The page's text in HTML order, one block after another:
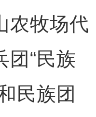
农牧场代
团“民族
民族团